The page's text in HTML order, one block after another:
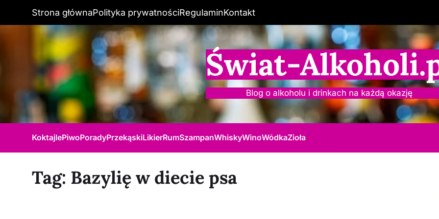
Strona głównaPolityka prywatnościRegulaminKontakt
Świat-
Blog o alkoholu i drinkach na każdą okazję
KoktajlePiwoPoradyPrzekąskiLikierRumSzampanWhiskyWinoWódkaZioła
Tag: Bazylię w diecie psa